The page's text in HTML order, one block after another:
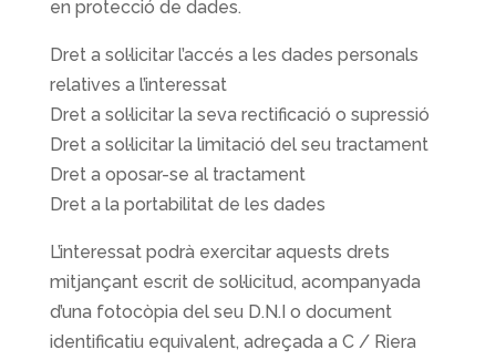
en protecció de dades.
Dret a sol·licitar l’accés a les dades personals
relatives a l’interessat
Dret a sol·licitar la seva rectificació o supressió
Dret a sol·licitar la limitació del seu tractament
Dret a oposar-se al tractament
Dret a la portabilitat de les dades
L’interessat podrà exercitar aquests drets
mitjançant escrit de sol·licitud, acompanyada
d’una fotocòpia del seu D.N.I o document
identificatiu equivalent, adreçada a C / Riera